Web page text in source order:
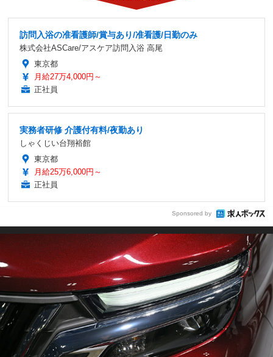
訪問入浴の准看護師/賞与あり/准看護/日勤のみ
株式会社ASCare/アスケア訪問入浴 高尾
東京都
月給27万4,000円～
正社員
実務者研修 介護付有料/夜勤あり
しゃくじい台翔裕館
東京都
月給25万6,000円～
正社員
Sponsored by